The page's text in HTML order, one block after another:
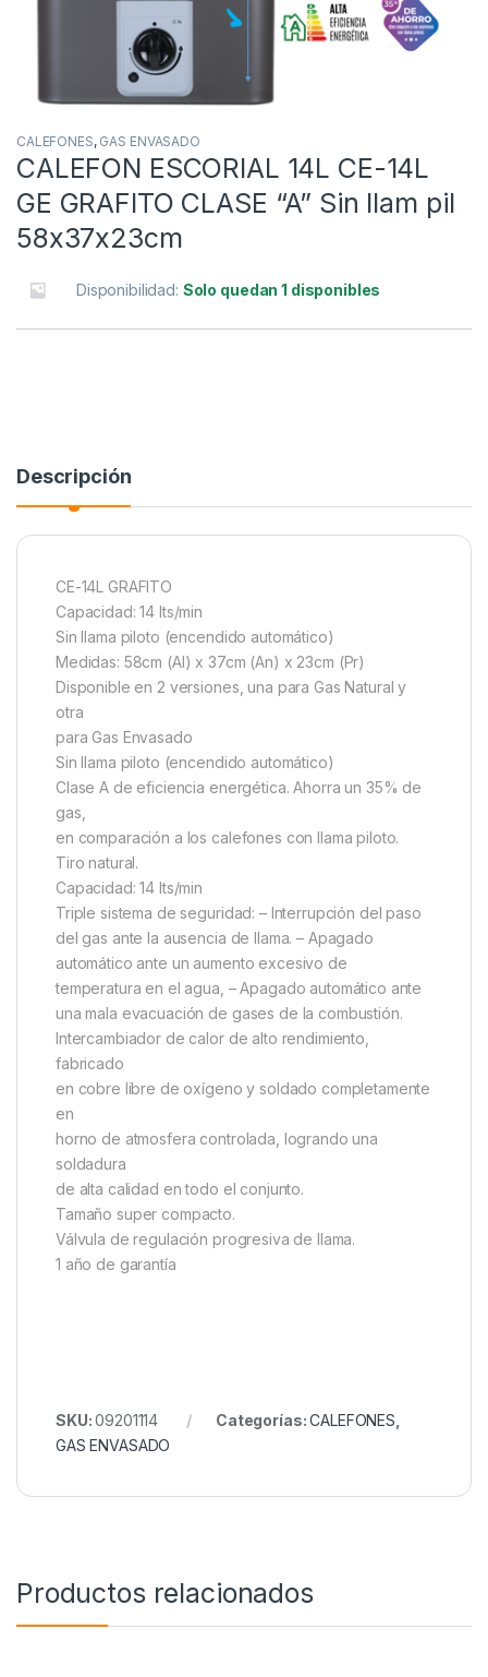
CALEFONES, GAS ENVASADO
CALEFON ESCORIAL 14L CE-14L
GE GRAFITO CLASE “A” Sin llam pil
58x37x23cm
Disponibilidad: Solo quedan 1 disponibles
Descripción
CE-14L GRAFITO
Capacidad: 14 lts/min
Sin llama piloto (encendido automático)
Medidas: 58cm (Al) x 37cm (An) x 23cm (Pr)
Disponible en 2 versiones, una para Gas Natural y
otra
para Gas Envasado
Sin llama piloto (encendido automático)
Clase A de eficiencia energética. Ahorra un 35% de
gas,
en comparación a los calefones con llama piloto.
Tiro natural.
Capacidad: 14 lts/min
Triple sistema de seguridad: – Interrupción del paso
del gas ante la ausencia de llama. – Apagado
automático ante un aumento excesivo de
temperatura en el agua, – Apagado automático ante
una mala evacuación de gases de la combustión.
Intercambiador de calor de alto rendimiento,
fabricado
en cobre libre de oxígeno y soldado completamente
en
horno de atmosfera controlada, logrando una
soldadura
de alta calidad en todo el conjunto.
Tamaño super compacto.
Válvula de regulación progresiva de llama.
1 año de garantía
SKU:09201114 Categorías:CALEFONES
GAS ENVASADO
Productos relacionados